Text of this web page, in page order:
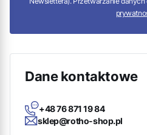
Dane kontaktowe
+48 76 871 19 84
sklep@rotho-shop.pl